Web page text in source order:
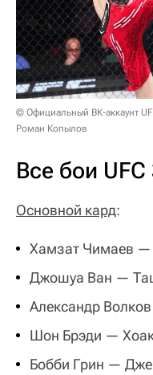
© Официальный ВК-аккаунт
Роман Копылов
Все бои UFC
Основной кард:
Хамзат Чимаев —
Джошуа Ван —
Александр
Шон Брэди —
Бобби Грин —